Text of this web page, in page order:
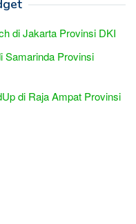
di Jakarta Provinsi DKI
Samarinda Provinsi
di Raja Ampat Provinsi